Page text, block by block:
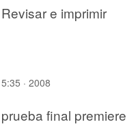
Revisar e imprimir
5:35 · 2008
prueba final premiere